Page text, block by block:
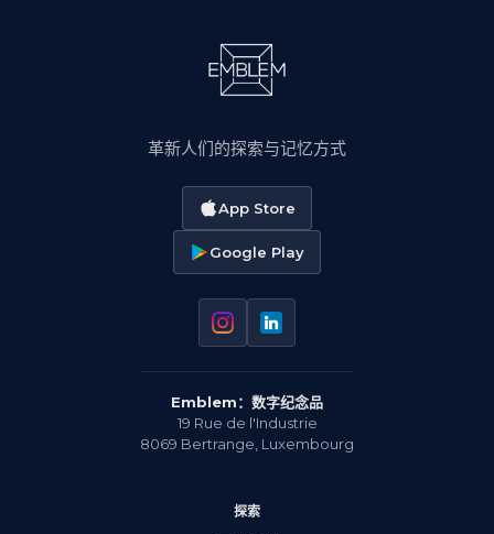
革新人们的探索与记忆方式
App Store
Google Play
Emblem：数字纪念品
19 Rue de l'Industrie
8069 Bertrange Luxembourg
探索